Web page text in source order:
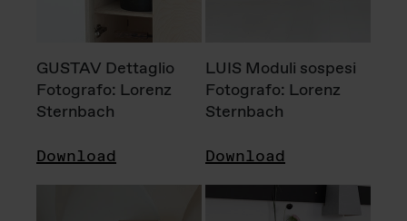
GUSTAV Dettaglio
Fotografo: Lorenz
Sternbach
Download
LUIS Moduli sospesi
Fotografo: Lorenz
Sternbach
Download